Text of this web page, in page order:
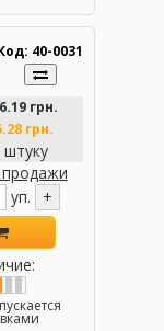
40-0031
грн.
грн.
штуку
уп. +